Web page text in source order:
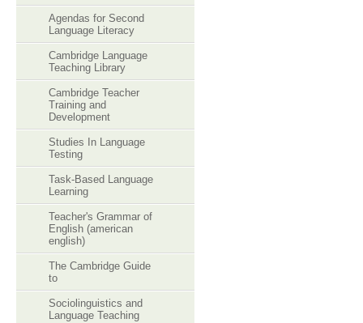
Agendas for Second
Language Literacy
Cambridge Language
Teaching Library
Cambridge Teacher
Training and
Development
Studies In Language
Testing
Task-Based Language
Learning
Teacher's Grammar of
English (american
english)
The Cambridge Guide
to
Sociolinguistics and
Language Teaching